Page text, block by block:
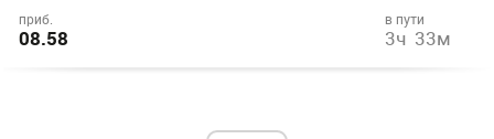
приб.
08.58
в пути
3ч 33м